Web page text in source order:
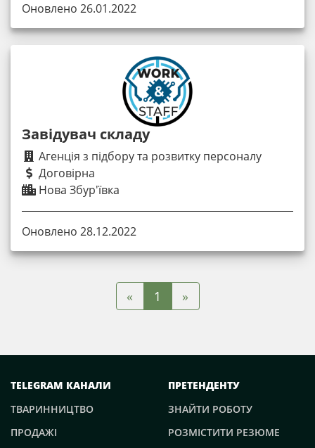
Оновлено 26.01.2022
Завідувач складу
Агенція з підбору та розвитку персоналу
Договірна
Нова Збур'ївка
Оновлено 28.12.2022
« 1 »
TELEGRAM КАНАЛИ
ТВАРИННИЦТВО
ПРОДАЖІ
ПРЕТЕНДЕНТУ
ЗНАЙТИ РОБОТУ
РОЗМІСТИТИ РЕЗЮМЕ